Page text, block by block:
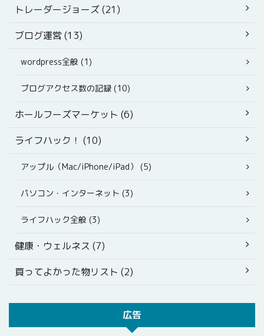
トレーダージョーズ (21)
ブログ運営 (13)
wordpress全般 (1)
ブログアクセス数の記録 (10)
ホールフーズマーケット (6)
ライフハック！ (10)
アップル（Mac/iPhone/iPad） (5)
パソコン・インターネット (3)
ライフハック全般 (3)
健康・ウェルネス (7)
買ってよかった物リスト (2)
広告